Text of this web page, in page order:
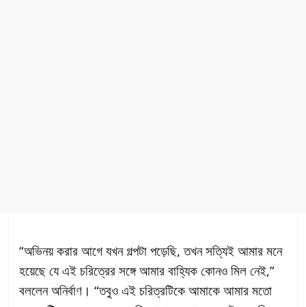
“অভিনয় করার আগে যখন গল্পটা পড়েছি, তখন সত্যিই আমার মনে
হয়েছে যে এই চরিত্রের সঙ্গে আমার বাহ্যিক কোনও মিল নেই,”
বললেন অনির্বাণ। “তবুও এই চরিত্রটিকে আমাকে আমার মতো